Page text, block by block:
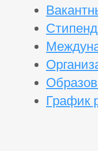
График